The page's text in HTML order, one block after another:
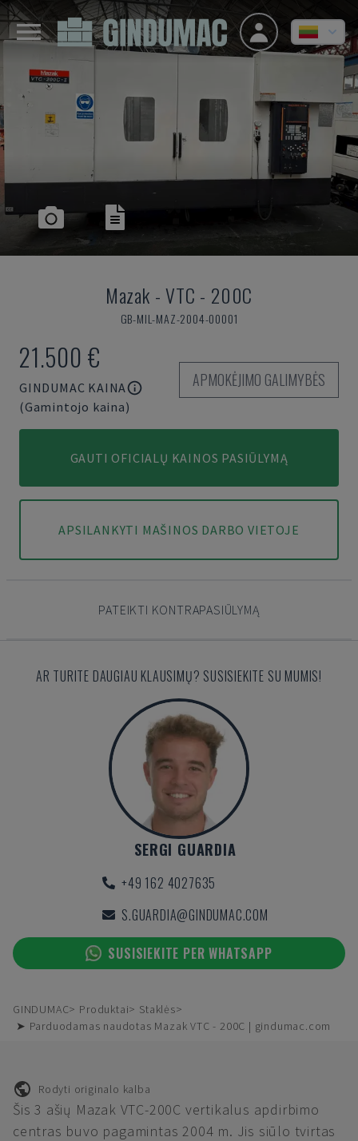
Mazak -VTC - 200C
GB-MIL-MAZ-2004-00001
21.500 €
GINDUMAC KAINA
(Gamintojo kaina)
APMOKĖJIMO GALIMYBĖS
GAUTI OFICIALŲ KAINOS PASIŪLYMĄ
APSILANKYTI MAŠINOS DARBO VIETOJE
PATEIKTI KONTRAPASIŪLYMĄ
AR TURITE DAUGIAU KLAUSIMŲ? SUSISIEKITE SU MUMIS!
SERGI GUARDIA
+49 162 4027635
S.GUARDIA@GINDUMAC.COM
SUSISIEKITE PER WHATSAPP
GINDUMAC Produktai
Staklės
➤ Parduodamas naudotas Mazak VTC - 200C | gindumac.com
Rodyti originalo kalba
Šis 3 ašių Mazak VTC-200C vertikalus apdirbimo
centras buvo pagamintas 2004 m. Jis siūlo tvirtas